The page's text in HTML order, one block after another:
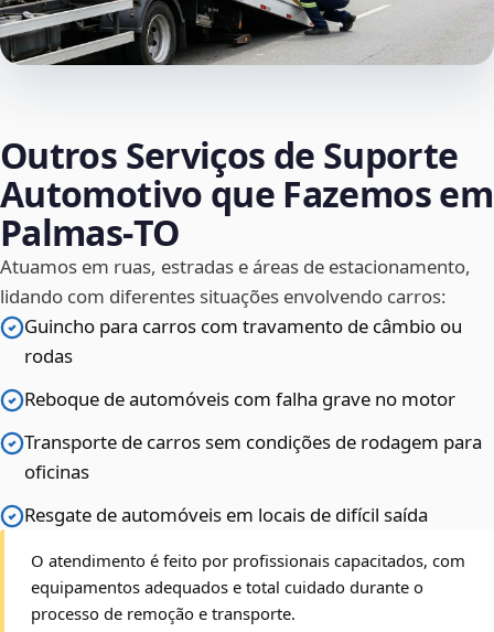
Outros Serviços de Suporte
Automotivo que Fazemos em
Palmas‑TO
Atuamos em ruas, estradas e áreas de estacionamento,
lidando com diferentes situações envolvendo carros:
Guincho para carros com travamento de câmbio ou
rodas
Reboque de automóveis com falha grave no motor
Transporte de carros sem condições de rodagem para
oficinas
Resgate de automóveis em locais de difícil saída
O atendimento é feito por profissionais capacitados, com
equipamentos adequados e total cuidado durante o
processo de remoção e transporte.